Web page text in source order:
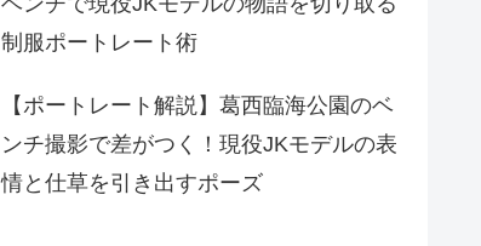
制服ポートレート術
【ポートレート解説】葛西臨海公園のベ
ンチ撮影で差がつく！現役JKモデルの表
情と仕草を引き出すポーズ